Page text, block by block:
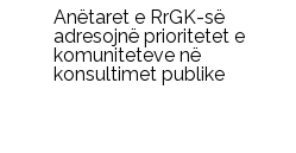
Anëtaret e RrGK-së
adresojnë prioritetet e
komuniteteve në
konsultimet publike